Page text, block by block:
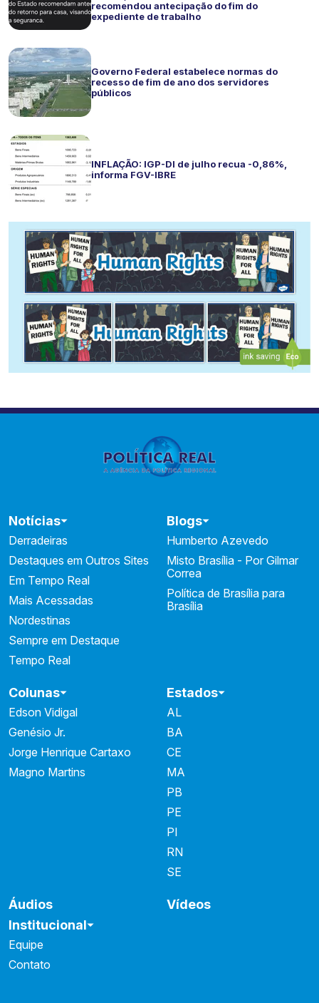
recomendou antecipação do fim do
expediente de trabalho
Governo Federal estabelece normas do
recesso de fim de ano dos servidores
públicos
INFLAÇÃO: IGP-DI de julho recua -0,86%,
informa FGV-IBRE
Derradeiras
Destaques em Outros Sites
Em Tempo Real
Mais Acessadas
Nordestinas
Sempre em Destaque
Tempo Real
Notícias
Humberto Azevedo
Misto Brasília - Por Gilmar
Correa
Política de Brasília para
Brasília
Blogs
Edson Vidigal
Genésio Jr.
Jorge Henrique Cartaxo
Magno Martins
Colunas
AL
BA
CE
MA
PB
PE
PI
RN
SE
Estados
Áudios Vídeos
Equipe
Contato
Institucional